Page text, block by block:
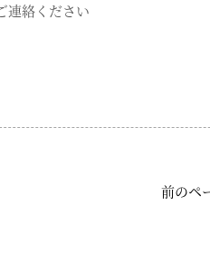
連絡ください
前のペ